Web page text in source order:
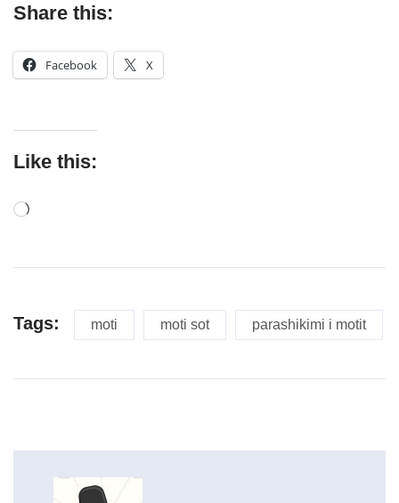
Share this:
Facebook X
Like this:
Tags: moti moti sot parashikimi i motit